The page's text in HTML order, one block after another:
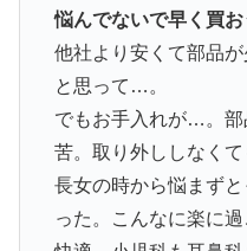
悩んでないで早く買お
他社より安くて部品
と思って…。
でもお手入れが…。部
苦。取り外ししなくて
長女の時から悩まず
った。こんなに楽に